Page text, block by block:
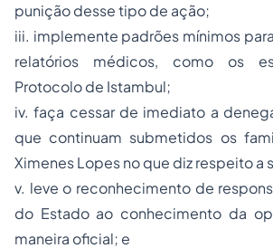
punição desse tipo de ação;
iii. implemente padrões mínimos
relatórios médicos, como os
Protocolo de Istambul;
iv. faça cessar de imediato a
que continuam submetidos os
Ximenes Lopes no que diz respeito a
v. leve o reconhecimento de
do Estado ao conhecimento da
maneira oficial; e